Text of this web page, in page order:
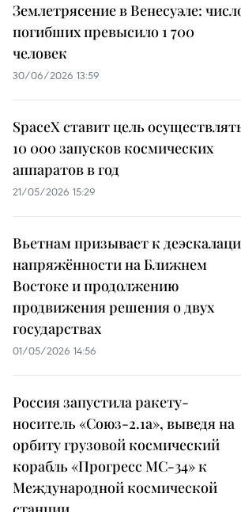
Землетрясение в Венесуэле:
погибших превысило 1 700
человек
30/06/2026 13:59
SpaceX ставит цель
10 000 запусков космических
аппаратов в год
21/05/2026 15:29
Вьетнам призывает к
напряжённости на Ближнем
Востоке и продолжению
продвижения решения о двух
государствах
01/05/2026 14:56
Россия запустила ракету-
носитель «Союз-2.1а», выведя на
орбиту грузовой космический
корабль «Прогресс МС-34» к
Международной космической